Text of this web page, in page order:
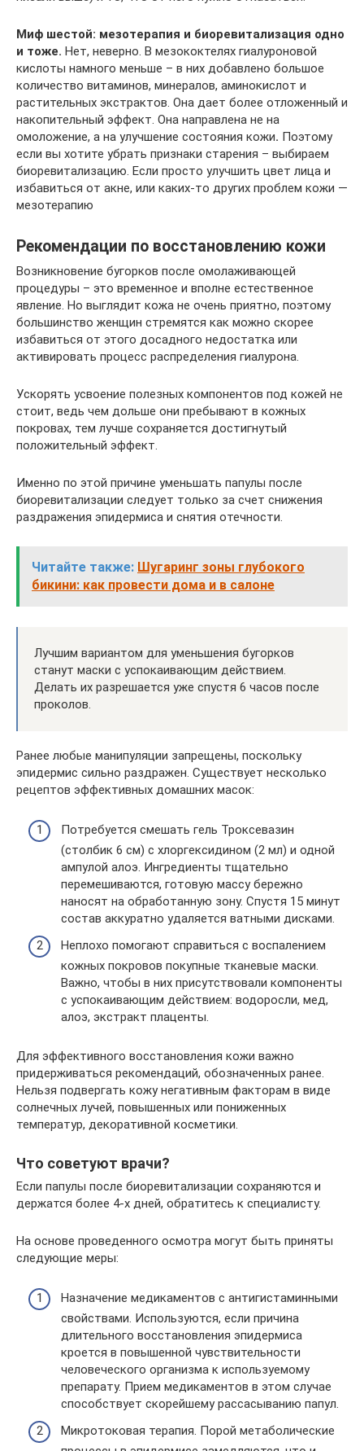
Миф шестой: мезотерапия и биоревитализация одно
и тоже. Нет, неверно. В мезококтелях гиалуроновой
кислоты намного меньше – в них добавлено большое
количество витаминов, минералов, аминокислот и
растительных экстрактов. Она дает более отложенный и
накопительный эффект. Она направлена не на
омоложение, а на улучшение состояния кожи. Поэтому
если вы хотите убрать признаки старения – выбираем
биоревитализацию. Если просто улучшить цвет лица и
избавиться от акне, или каких-то других проблем кожи —
мезотерапию
Рекомендации по восстановлению кожи
Возникновение бугорков после омолаживающей
процедуры – это временное и вполне естественное
явление. Но выглядит кожа не очень приятно, поэтому
большинство женщин стремятся как можно скорее
избавиться от этого досадного недостатка или
активировать процесс распределения гиалурона.
Ускорять усвоение полезных компонентов под кожей не
стоит, ведь чем дольше они пребывают в кожных
покровах, тем лучше сохраняется достигнутый
положительный эффект.
Именно по этой причине уменьшать папулы после
биоревитализации следует только за счет снижения
раздражения эпидермиса и снятия отечности.
Читайте также: Шугаринг зоны глубокого
бикини: как провести дома и в салоне
Лучшим вариантом для уменьшения бугорков
станут маски с успокаивающим действием.
Делать их разрешается уже спустя 6 часов после
проколов.
Ранее любые манипуляции запрещены, поскольку
эпидермис сильно раздражен. Существует несколько
рецептов эффективных домашних масок:
Потребуется смешать гель Троксевазин
(столбик 6 см) с хлоргексидином (2 мл) и одной
ампулой алоэ. Ингредиенты тщательно
перемешиваются, готовую массу бережно
наносят на обработанную зону. Спустя 15 минут
состав аккуратно удаляется ватными дисками.
Неплохо помогают справиться с воспалением
кожных покровов покупные тканевые маски.
Важно, чтобы в них присутствовали компоненты
с успокаивающим действием: водоросли, мед,
алоэ, экстракт плаценты.
Для эффективного восстановления кожи важно
придерживаться рекомендаций, обозначенных ранее.
Нельзя подвергать кожу негативным факторам в виде
солнечных лучей, повышенных или пониженных
температур, декоративной косметики.
Что советуют врачи?
Если папулы после биоревитализации сохраняются и
держатся более 4-х дней, обратитесь к специалисту.
На основе проведенного осмотра могут быть приняты
следующие меры:
Назначение медикаментов с антигистаминными
свойствами. Используются, если причина
длительного восстановления эпидермиса
кроется в повышенной чувствительности
человеческого организма к используемому
препарату. Прием медикаментов в этом случае
способствует скорейшему рассасыванию папул.
Микротоковая терапия. Порой метаболические